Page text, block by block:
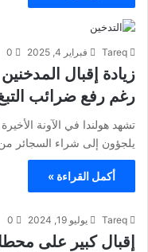
Tareq فبراير 4, 2025 0
زيادة إقبال
رغم رفع ضرائب
تشهد هولندا في الآونة
يلجؤون إلى شراء السجائر من
أكمل القراءة »
Tareq يوليو 19, 2024 0
إقبال كبير على